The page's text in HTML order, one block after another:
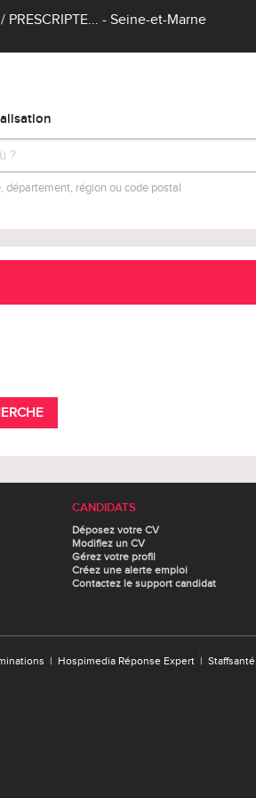
- Seine-et-Marne
département, région ou code postal
CANDIDATS
Déposez votre CV
Modifiez un CV
Gérez votre profil
Créez une alerte emploi
Contactez le support candidat
| Hospimedia Réponse Expert | Staffsanté